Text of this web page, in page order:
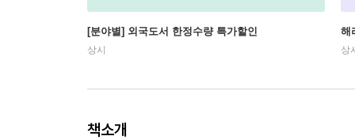
[분야별] 외국도서 한정수량 특가할인
상시
해
상
책소개